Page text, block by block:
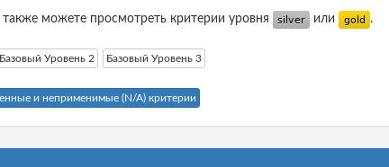
можете просмотреть критерии уровня или .
Базовый Уровень 2 Базовый Уровень 3
и неприменимые (N/A) критерии